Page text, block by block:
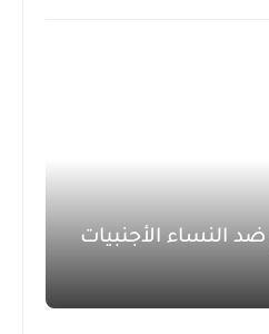
النساء الأجنبيات